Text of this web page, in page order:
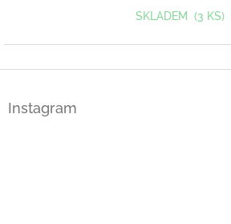
SKLADEM (3 KS)
Instagram